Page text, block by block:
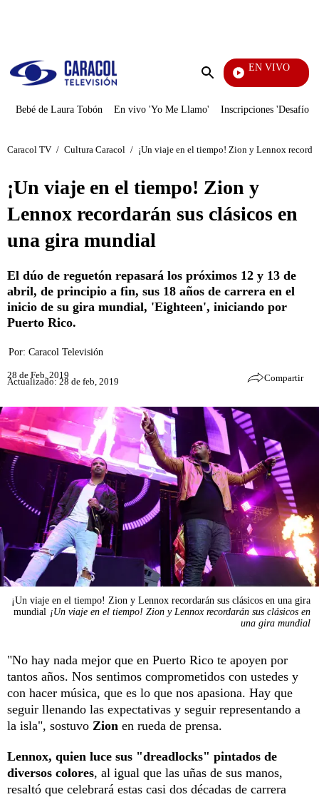
Enviar
EN VIVO
Día A Día
Bebé de Laura Tobón En vivo 'Yo Me Llamo' Inscripciones 'Desafío'
Caracol TV / Cultura Caracol / ¡Un viaje en el tiempo! Zion y Lennox
¡Un viaje en el tiempo! Zion y
Lennox recordarán sus clásicos en
una gira mundial
El dúo de reguetón repasará los próximos 12 y 13 de
abril, de principio a fin, sus 18 años de carrera en el
inicio de su gira mundial, 'Eighteen', iniciando por
Puerto Rico.
Por: Caracol Televisión
28 de Feb, 2019
Actualizado: 28 de feb, 2019 Compartir
¡Un viaje en el tiempo! Zion y Lennox recordarán sus clásicos en una gira
mundial ¡Un viaje en el tiempo! Zion y Lennox recordarán sus clásicos en
una gira mundial
"No hay nada mejor que en Puerto Rico te apoyen por
tantos años. Nos sentimos comprometidos con ustedes y
con hacer música, que es lo que nos apasiona. Hay que
seguir llenando las expectativas y seguir representando a
la isla", sostuvo Zion en rueda de prensa.
Lennox, quien luce sus "dreadlocks" pintados de
diversos colores, al igual que las uñas de sus manos,
resaltó que celebrará estas casi dos décadas de carrera